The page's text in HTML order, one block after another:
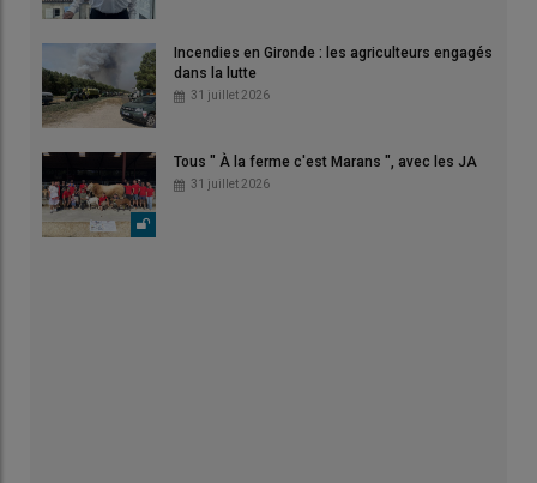
Incendies en Gironde : les agriculteurs engagés
dans la lutte
31 juillet 2026
Tous " À la ferme c'est Marans ", avec les JA
31 juillet 2026